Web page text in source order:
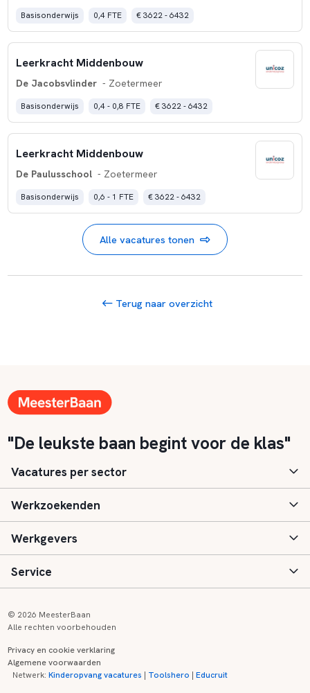
Basisonderwijs 0,4 FTE € 3622 - 6432
Leerkracht Middenbouw
De Jacobsvlinder - Zoetermeer
Basisonderwijs 0,4 - 0,8 FTE € 3622 - 6432
Leerkracht Middenbouw
De Paulusschool - Zoetermeer
Basisonderwijs 0,6 - 1 FTE € 3622 - 6432
Alle vacatures tonen
Terug naar overzicht
"De leukste baan begint voor de klas"
Vacatures per sector
Basisonderwijs
Speciaal (basis) onderwijs
Voortgezet onderwijs
Kinderopvang
Werkzoekenden
Aanmelden
Vacatures
Zij-instroom informatie
Werkgevers
Inloggen
Registreren
Service
Onderwijs links
© 2026 MeesterBaan
Alle rechten voorbehouden
Privacy en cookie verklaring
Algemene voorwaarden
Netwerk:Kinderopvang vacatures | Toolshero |Educruit